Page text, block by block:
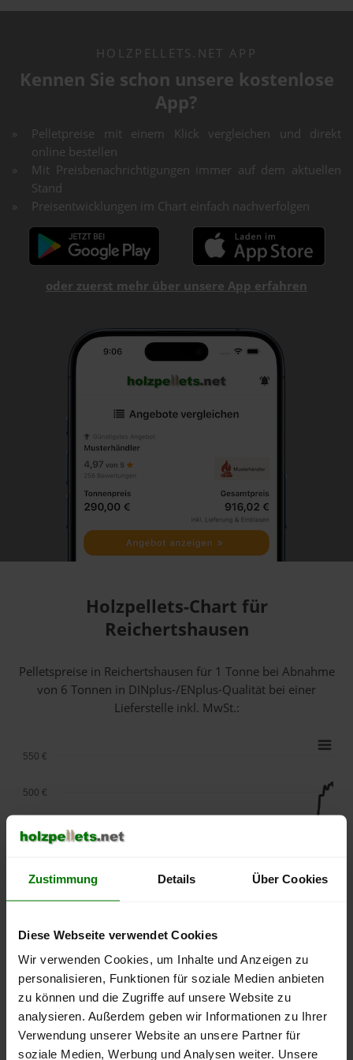
Zustimmung Details Über Cookies
Diese Webseite verwendet Cookies
Wir verwenden Cookies, um Inhalte und Anzeigen zu
personalisieren, Funktionen für soziale Medien anbieten
zu können und die Zugriffe auf unsere Website zu
analysieren. Außerdem geben wir Informationen zu Ihrer
Verwendung unserer Website an unsere Partner für
soziale Medien, Werbung und Analysen weiter. Unsere
HOLZPELLETS.NET APP
Kennen Sie schon unsere kostenlose
App?
Pelletpreise mit einem Klick vergleichen und direkt
online bestellen
Mit Preisbenachrichtigungen immer auf dem aktuellen
Stand
Preisentwicklungen im Chart einfach nachverfolgen
oder zuerst mehr über unsere App erfahren
Holzpellets-Chart für
Reichertshausen
Pelletspreise in Reichertshausen für 1 Tonne bei Abnahme
von 6 Tonnen in DINplus-/ENplus-Qualität bei einer
Lieferstelle inkl. MwSt.:
lose Ware Sackware
September
2025
Januar
2026
Mai
2026
300 €
350 €
450 €
500 €
550 €
Die aktuelle Preisentwicklung für Holzpellets in Deutschland